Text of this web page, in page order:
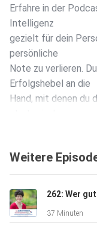
Erfahre in der
Intelligenz
gezielt für dein
persönliche
Note zu verlieren.
Erfolgshebel an die
Hand, mit denen du
Weitere
262: Wer
37 Minuten